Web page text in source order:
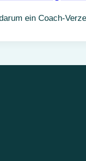
ein Coach-